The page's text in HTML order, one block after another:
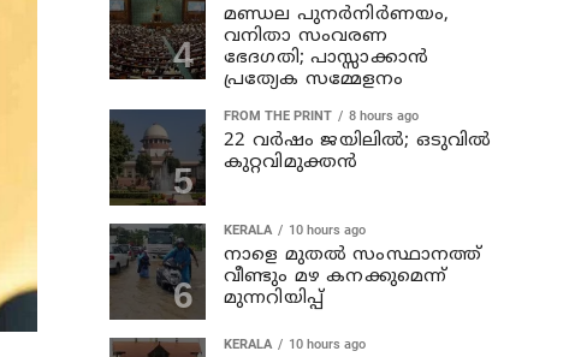
മണ്ഡല പുനർനിർണയം,
വനിതാ സംവരണ
ഭേദഗതി; പാസ്സാക്കാൻ
പ്രത്യേക സമ്മേളനം
FROM THE PRINT 8 hours ago
22 വർഷം ജയിലിൽ; ഒടുവിൽ
കുറ്റവിമുക്തൻ
KERALA 10 hours ago
നാളെ മുതല്‍ സംസ്ഥാനത്ത്
വീണ്ടും മഴ കനക്കുമെന്ന്
മുന്നറിയിപ്പ്
KERALA 10 hours ago